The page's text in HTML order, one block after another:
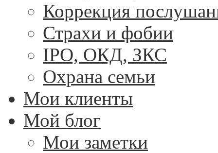
Коррекция
Страхи и фобии
IPO, ОКД, ЗКС
Охрана семьи
Мои клиенты
Мой блог
Мои заметки